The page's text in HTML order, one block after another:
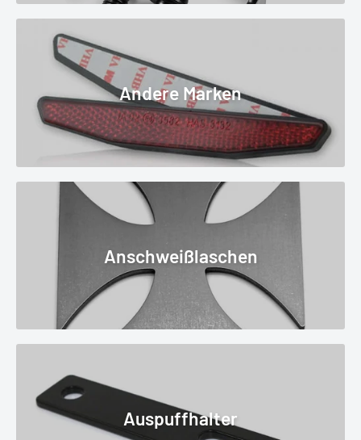
Andere Marken
Anschweißlaschen
Auspuffhalter